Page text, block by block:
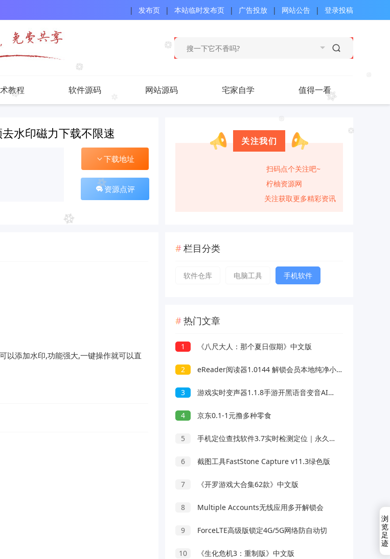
登录投稿
|
网站公告
|
广告投放
|
本站临时发布页
|
发布页
|
教程 软件源码 网站源码 宅家自学 值得一看
水印磁力下载不限速
下载地址
资源点评
以添加水印,功能强大,一键操作就可以直
关注我们
扫码点个关注吧~
柠柚资源网
关注获取更多精彩资讯
栏目分类
软件仓库 电脑工具 手机软件
热门文章
1 《八尺大人：那个夏日假期》中文版
2 eReader阅读器1.0144 解锁会员本地纯净小说阅读器
3 游戏实时变声器1.1.8手游开黑语音变音AI配高级版
4 京东0.1-1元撸多种零食
5 手机定位查找软件3.7实时检测定位｜永久可用
6 截图工具FastStone Capture v11.3绿色版
7 《开罗游戏大合集62款》中文版
8 Multiple Accounts无线应用多开解锁会
9 ForceLTE高级版锁定4G/5G网络防自动切
10 《生化危机3：重制版》中文版
浏
览
足
迹